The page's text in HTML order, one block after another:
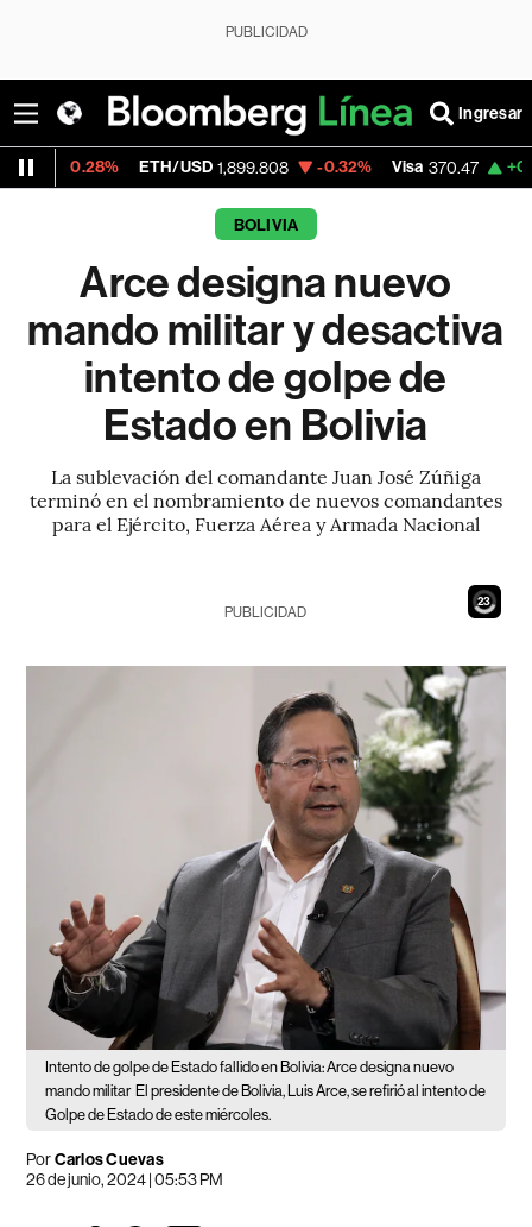
PUBLICIDAD
Ingresar
ETH/USD 1,899.808 -0.32% Visa 370.47 +0.52%
BOLIVIA
Arce designa nuevo
mando militar y desactiva
intento de golpe de
Estado en Bolivia
La sublevación del comandante Juan José Zúñiga
terminó en el nombramiento de nuevos comandantes
para el Ejército, Fuerza Aérea y Armada Nacional
21
PUBLICIDAD
Intento de golpe de Estado fallido en Bolivia: Arce designa nuevo
mando militar El presidente de Bolivia, Luis Arce, se refirió al intento de
Golpe de Estado de este miércoles.
PorCarlos Cuevas
26 de junio, 2024 | 05:53 PM